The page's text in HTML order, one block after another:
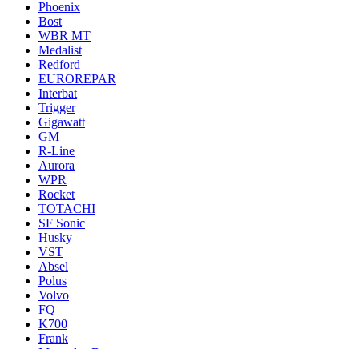
Phoenix
Bost
WBR MT
Medalist
Redford
EUROREPAR
Interbat
Trigger
Gigawatt
GM
R-Line
Aurora
WPR
Rocket
TOTACHI
SF Sonic
Husky
VST
Absel
Polus
Volvo
FQ
K700
Frank